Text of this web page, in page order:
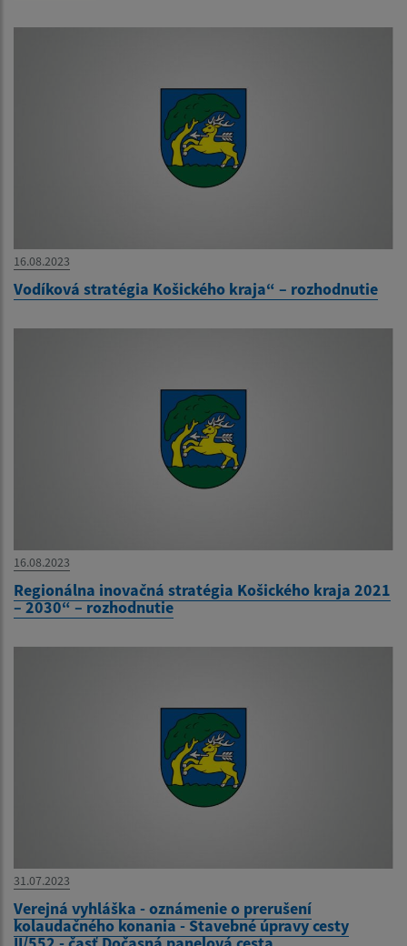
16.08.2023
Vodíková stratégia Košického kraja“ – rozhodnutie
16.08.2023
Regionálna inovačná stratégia Košického kraja 2021
– 2030“ – rozhodnutie
31.07.2023
Verejná vyhláška - oznámenie o prerušení
kolaudačného konania - Stavebné úpravy cesty